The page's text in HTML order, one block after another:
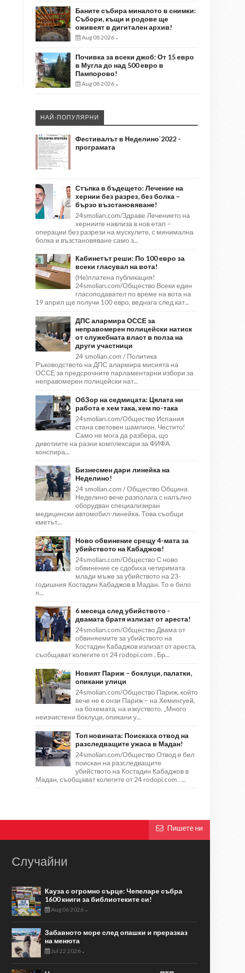
Баните събира миналото в снимки:
Събори, къщи и родове ще
оживеят в дигитален архив!
Aug 08 2026 -
Почивка за всеки джоб: От 15 евро
в Мугла до над 500 евро в
Пампорово!
Aug 08 2026 -
НАЙ-ПОПУЛЯРНИ
Фестивалът в Неделино`2022 -
програмата
Стъпка в бъдещето: Лечение на
хернии без разрез, без болка –
бързо възстановяване!
24smolian.com/Здраве Лечението на
херниите навлиза в нов етап –
операции без разрези на мускулите, с минимална
болка и възстановяване само з...
Кабинетът реши: По 100 евро за
всеки гласувал на вота!
(Не)платена публикация!
24smolian.com/Общество Всеки един
гласоподавател по време на вота на
19 април ще получи 100 евро, веднага след кат...
ДПС алармира ОССЕ за
неправомерен полицейски натиск
от служебната власт в полза на
други участници
24 smolian.com / Политика
Ръководството на ДПС алармира мисията на
ОССЕ за предсрочните парламентарни избори за
неправомерен полицейски нат...
ОбЗор на седмицата: Цялата ни
работа е хем така, хем по-така
24smolian.com/Общество Испания
стана световен шампион. Честито!
Само не мога да разбера, що
дивотиите на разни комплексари за ФИФА
конспира...
Бизнесмен дари линейка на
Неделино!
24 smolian.com / Общество Община
Неделино вече разполага с напълно
оборудван специализиран
медицински автомобил-линейка. Това съобщи
кметът...
Ново обвинение срещу 4-мата за
убийството на Кабаджов!
24smolian.com/Общество С ново
обвинение се сдобиха четиримата
млади мъже за убийството на 23-
годишния Костадин Кабаджов в Мадан. То е било
п...
6 месеца след убийството -
двамата братя излизат от ареста!
24smolian.com/Общество Двама от
обвиняемите за убийството на
Костадин Кабаджов излизат от ареста,
съобщават колегите от 24 rodopi.com . Бр...
Новият Париж – боклуци, палатки,
опикани улици
24smolian.com/Общество Париж, който
вече не е онзи Париж – на Хемингуей,
на бохемата, на изкуството. „Много
неизчистени боклуци, опикани у...
Топ новината: Поискаха отвод на
разследващите ужаса в Мадан!
24smolian.com/Общество Отвод е бил
поискан на разследващите
убийството на Костадин Кабаджов в
Мадан, съобщават колегите от 24 rodopi.com . ...
Пишете ни
Случайни
Кауза с огромно сърце: Чепеларе събра
1600 книги за библиотеките си!
Aug 06 2026-
Забавното море след опашки и преразказ
на менюта
Jul 22 2026-